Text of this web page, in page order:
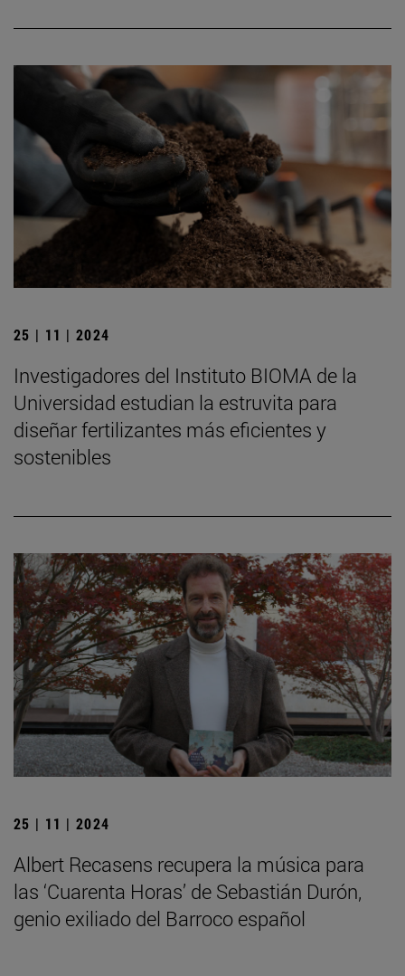
25 | 11 | 2024
Investigadores del Instituto BIOMA de la
Universidad estudian la estruvita para
diseñar fertilizantes más eficientes y
sostenibles
25 | 11 | 2024
Albert Recasens recupera la música para
las ‘Cuarenta Horas’ de Sebastián Durón,
genio exiliado del Barroco español